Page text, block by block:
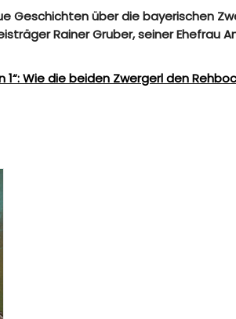
Geschichten über die bayerischen
Rainer Gruber, seiner
1“: Wie die beiden Zwergerl den